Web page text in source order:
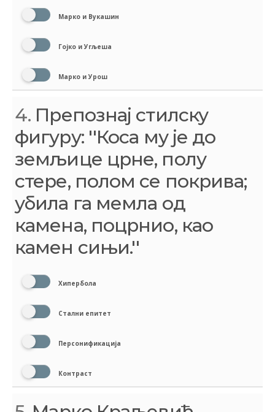
Марко и Вукашин
Гојко и Угљеша
Марко и Урош
4. Препознај стилску
фигуру: ''Коса му је до
земљице црне, полу
стере, полом се покрива;
убила га мемла од
камена, поцрнио, као
камен сињи.''
Хипербола
Стални епитет
Персонификација
Контраст